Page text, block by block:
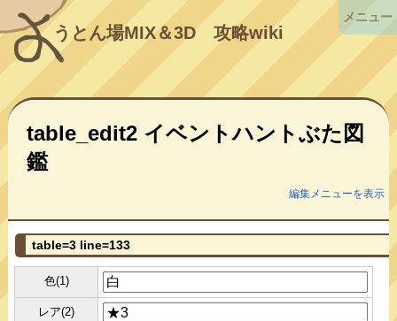
うとん場MIX＆3D攻略wiki
table_edit2 イベントハントぶた図
鑑
編集メニューを表示
table=3 line=133
色(1)
レア(2)
メニュー